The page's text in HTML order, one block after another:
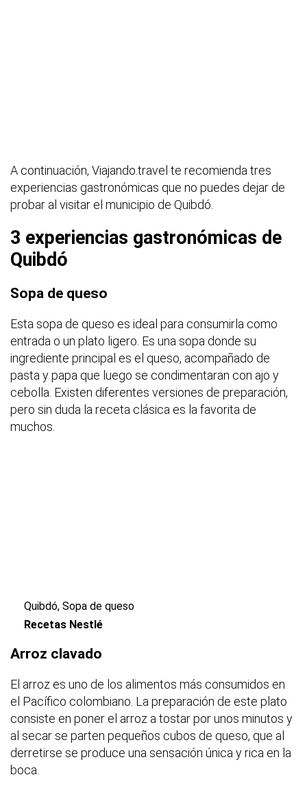
A continuación, Viajando.travel te recomienda tres
experiencias gastronómicas que no puedes dejar de
probar al visitar el municipio de Quibdó.
3 experiencias gastronómicas de
Quibdó
Sopa de queso
Esta sopa de queso es ideal para consumirla como
entrada o un plato ligero. Es una sopa donde su
ingrediente principal es el queso, acompañado de
pasta y papa que luego se condimentaran con ajo y
cebolla. Existen diferentes versiones de preparación,
pero sin duda la receta clásica es la favorita de
muchos.
Quibdó, Sopa de queso
Recetas Nestlé
Arroz clavado
El arroz es uno de los alimentos más consumidos en
el Pacífico colombiano. La preparación de este plato
consiste en poner el arroz a tostar por unos minutos y
al secar se parten pequeños cubos de queso, que al
derretirse se produce una sensación única y rica en la
boca.